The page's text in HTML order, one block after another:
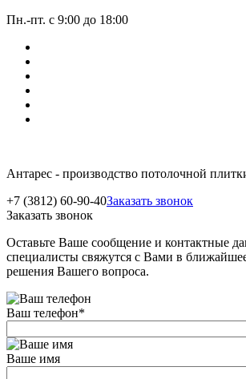
Пн.-пт. с 9:00 до 18:00
Антарес - производство потолочной
+7 (3812) 60-90-40Заказать звонок
Заказать звонок
Оставьте Ваше сообщение и контактные
специалисты свяжутся с Вами в
решения Вашего вопроса.
Ваш телефон*
Ваше имя